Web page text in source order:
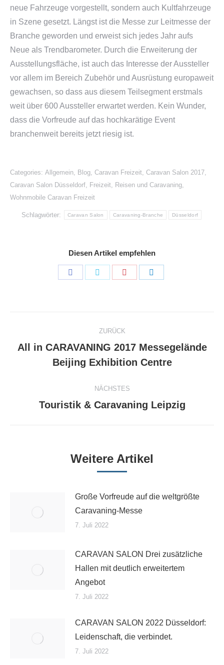
neue Fahrzeuge vorgestellt, sondern auch Kultfahrzeuge
in Szene gesetzt. Längst ist die Messe zur Leitmesse der
Branche geworden und erweist sich jedes Jahr aufs
Neue als Trendbarometer. Durch die Erweiterung der
Ausstellungsfläche, ist auch das Interesse der Aussteller
vor allem im Bereich Zubehör und Ausrüstung europaweit
gewachsen, so dass aus diesem Teilsegment erstmals
weit über 600 Aussteller erwartet werden. Kein Wunder,
dass die Vorfreude auf das hochkarätige Event
branchenweit bereits jetzt riesig ist.
Categories: Allgemein, Blog, Caravan Freizeit, Caravan Salon 2017,
Caravan Salon Düsseldorf, Freizeit, Reisen und Caravaning,
Wohnmobile Caravan Freizeit
Schlagwörter: Caravan Salon Caravaning-Branche Düsseldorf
Diesen Artikel empfehlen
Kommentarnavigation
ZURÜCK
Vorheriger
Beitrag:
All in CARAVANING 2017 Messegelände
Beijing Exhibition Centre
NÄCHSTES
Nächster
Touristik & Caravaning Leipzig
Weitere Artikel
Große Vorfreude auf die weltgrößte
Caravaning-Messe
7. Juli 2022
CARAVAN SALON Drei zusätzliche
Hallen mit deutlich erweitertem
Angebot
7. Juli 2022
CARAVAN SALON 2022 Düsseldorf:
Leidenschaft, die verbindet.
7. Juli 2022